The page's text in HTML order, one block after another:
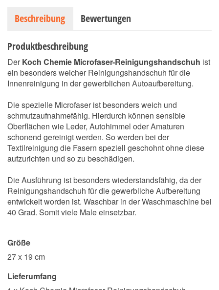
Beschreibung Bewertungen
Produktbeschreibung
Der Koch Chemie Microfaser-Reinigungshandschuh ist
ein besonders weicher Reinigungshandschuh für die
Innenreinigung in der gewerblichen Autoaufbereitung.
Die spezielle Microfaser ist besonders weich und
schmutzaufnahmefähig. Hierdurch können sensible
Oberflächen wie Leder, Autohimmel oder Amaturen
schonend gereinigt werden. So werden bei der
Textilreinigung die Fasern speziell geschohnt ohne diese
aufzurichten und so zu beschädigen.
Die Ausführung ist besonders wiederstandsfähig, da der
Reinigungshandschuh für die gewerbliche Aufbereitung
entwickelt worden ist. Waschbar in der Waschmaschine bei
40 Grad. Somit viele Male einsetzbar.
Größe
27 x 19 cm
Lieferumfang